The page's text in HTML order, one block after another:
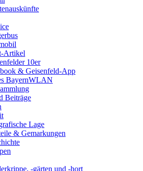
Artikel
10er
& Geisenfeld-App
BayernWLAN
Beiträge
Lage
& Gemarkungen
-gärten und -hort